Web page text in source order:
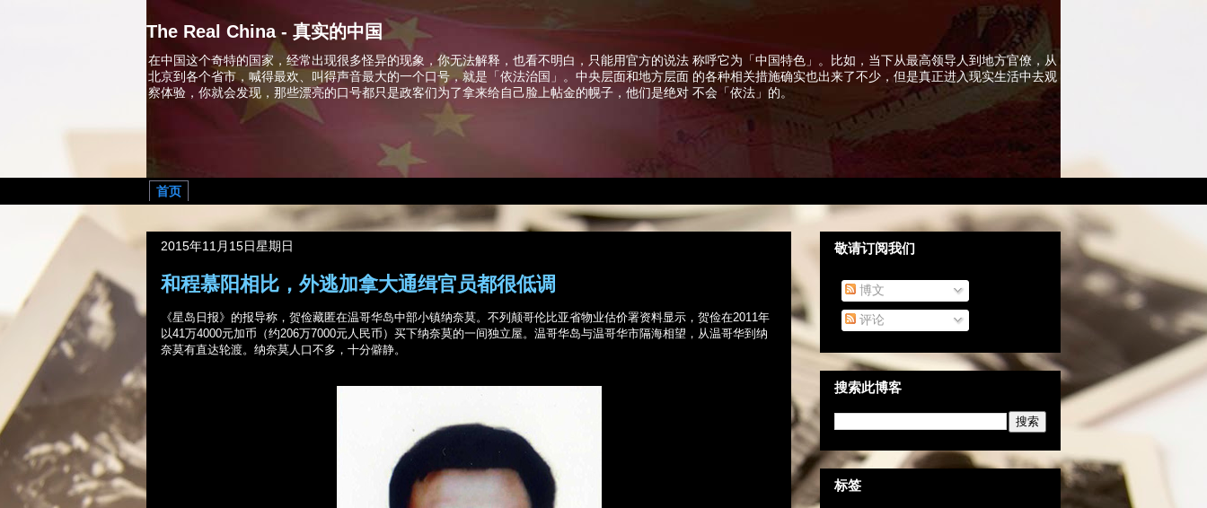
The Real China - 真实的中国
在中国这个奇特的国家，经常出现很多怪异的现象，你无法解释，也看不明白，只能用官方的说法 称呼它为「中国特色」。比如，当下从最高领导人到地方官僚，从
北京到各个省市，喊得最欢、叫得声音最大的一个口号，就是「依法治国」。中央层面和地方层面 的各种相关措施确实也出来了不少，但是真正进入现实生活中去观
察体验，你就会发现，那些漂亮的口号都只是政客们为了拿来给自己脸上帖金的幌子，他们是绝对 不会「依法」的。
首页
2015年11月15日星期日
和程慕阳相比，外逃加拿大通缉官员都很低调
《星岛日报》的报导称，贺俭藏匿在温哥华岛中部小镇纳奈莫。不列颠哥伦比亚省物业估价署资料显示，贺俭在2011年
以41万4000元加币（约206万7000元人民币）买下纳奈莫的一间独立屋。温哥华岛与温哥华市隔海相望，从温哥华到纳
奈莫有直达轮渡。纳奈莫人口不多，十分僻静。
敬请订阅我们
博文
评论
搜索此博客
标签